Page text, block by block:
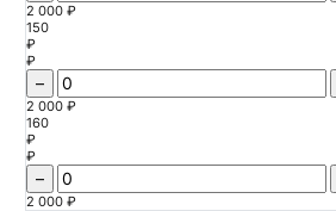
2 000 ₽
150
₽
₽
–
2 000 ₽
160
₽
₽
–
2 000 ₽